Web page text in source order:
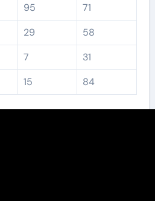
95
71
29
58
7
31
15 84